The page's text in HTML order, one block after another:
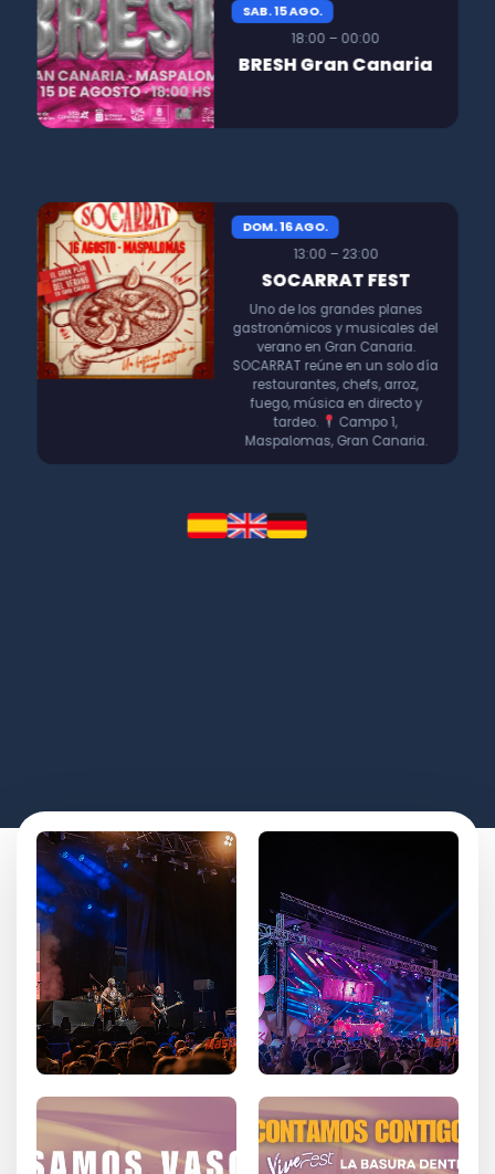
SAB. 15 AGO.
18:00 – 00:00
BRESH Gran Canaria
DOM. 16 AGO.
13:00 – 23:00
SOCARRAT FEST
Uno de los grandes planes
gastronómicos y musicales del
verano en Gran Canaria.
SOCARRAT reúne en un solo día
restaurantes, chefs, arroz,
fuego, música en directo y
tardeo.
Campo 1,
Maspalomas, Gran Canaria.